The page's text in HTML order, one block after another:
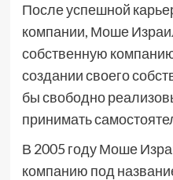
После успешной
компании, Моше
собственную
создании своего
бы свободно
принимать
В 2005 году Моше
компанию под